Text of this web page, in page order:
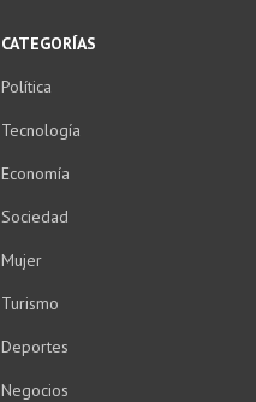
CATEGORÍAS
Política
Tecnología
Economía
Sociedad
Mujer
Turismo
Deportes
Negocios